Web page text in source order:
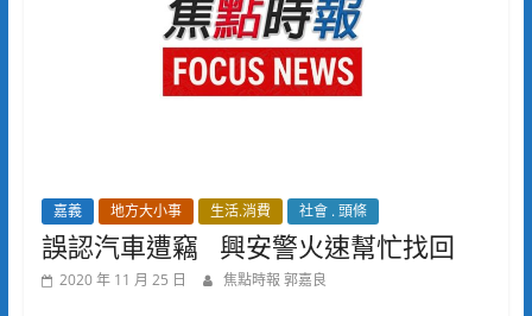
嘉義 地方大小事 生活.消費 社會 . 頭條
誤認汽車遭竊 興安警火速幫忙找回
2020 年 11 月 25 日 焦點時報 郭嘉良